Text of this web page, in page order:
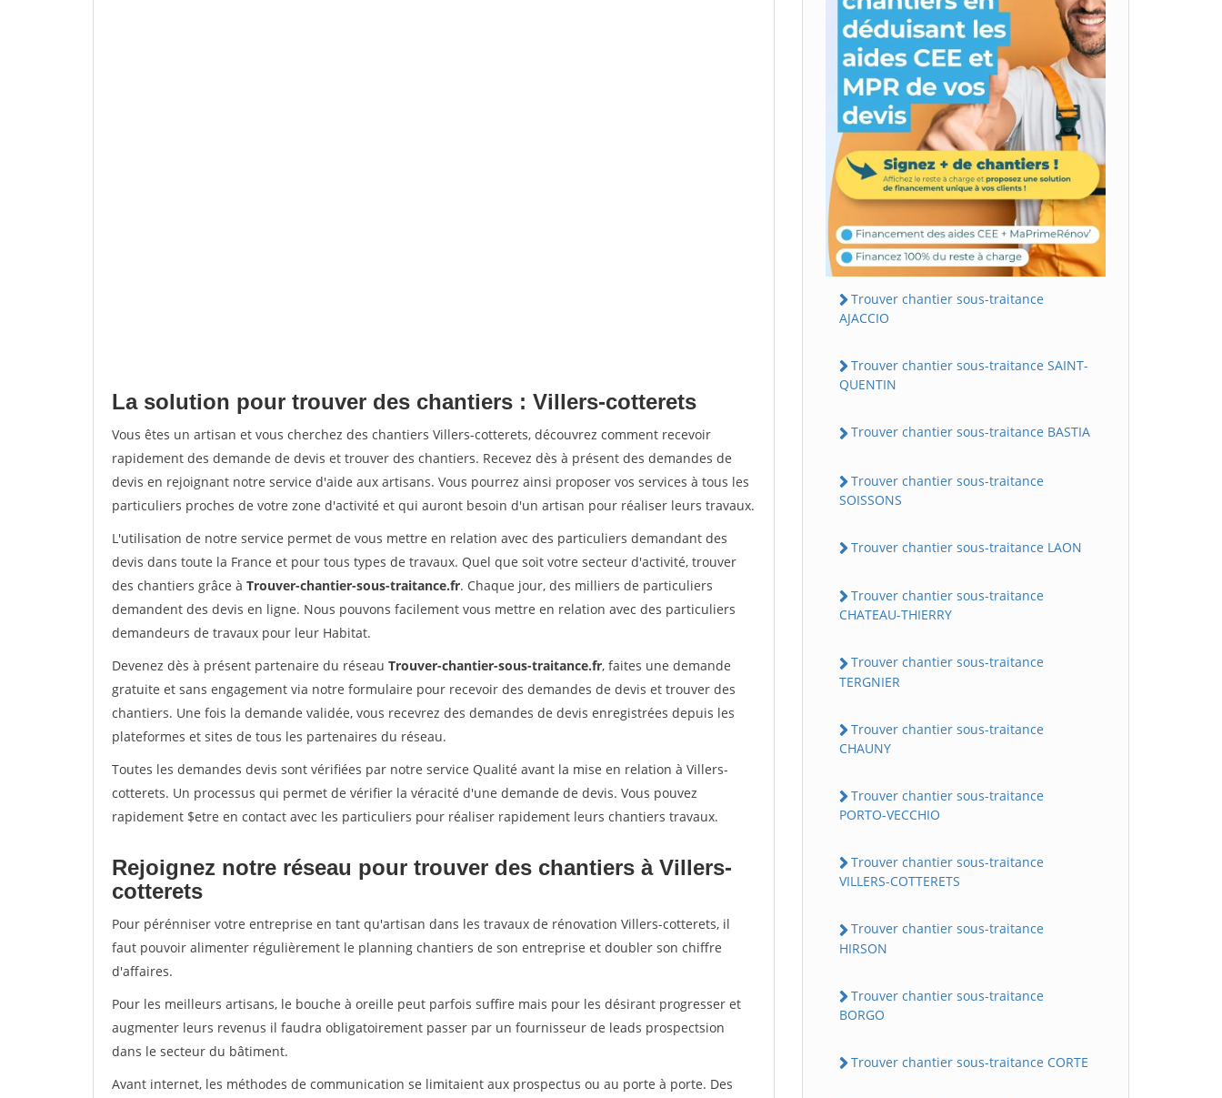
La solution pour trouver des chantiers : Villers-cotterets
Vous êtes un artisan et vous cherchez des chantiers Villers-cotterets, découvrez comment recevoir
rapidement des demande de devis et trouver des chantiers. Recevez dès à présent des demandes de
devis en rejoignant notre service d'aide aux artisans. Vous pourrez ainsi proposer vos services à tous les
particuliers proches de votre zone d'activité et qui auront besoin d'un artisan pour réaliser leurs travaux.
L'utilisation de notre service permet de vous mettre en relation avec des particuliers demandant des
devis dans toute la France et pour tous types de travaux. Quel que soit votre secteur d'activité, trouver
des chantiers grâce à Trouver-chantier-sous-traitance.fr. Chaque jour, des milliers de particuliers
demandent des devis en ligne. Nous pouvons facilement vous mettre en relation avec des particuliers
demandeurs de travaux pour leur Habitat.
Devenez dès à présent partenaire du réseau Trouver-chantier-sous-traitance.fr, faites une demande
gratuite et sans engagement via notre formulaire pour recevoir des demandes de devis et trouver des
chantiers. Une fois la demande validée, vous recevrez des demandes de devis enregistrées depuis les
plateformes et sites de tous les partenaires du réseau.
Toutes les demandes devis sont vérifiées par notre service Qualité avant la mise en relation à Villers-
cotterets. Un processus qui permet de vérifier la véracité d'une demande de devis. Vous pouvez
rapidement $etre en contact avec les particuliers pour réaliser rapidement leurs chantiers travaux.
Rejoignez notre réseau pour trouver des chantiers à Villers-
cotterets
Pour pérénniser votre entreprise en tant qu'artisan dans les travaux de rénovation Villers-cotterets, il
faut pouvoir alimenter régulièrement le planning chantiers de son entreprise et doubler son chiffre
d'affaires.
Pour les meilleurs artisans, le bouche à oreille peut parfois suffire mais pour les désirant progresser et
augmenter leurs revenus il faudra obligatoirement passer par un fournisseur de leads prospectsion
dans le secteur du bâtiment.
Avant internet, les méthodes de communication se limitaient aux prospectus ou au porte à porte. Des
Trouver chantier sous-traitance
AJACCIO
Trouver chantier sous-traitance SAINT-
QUENTIN
Trouver chantier sous-traitance BASTIA
Trouver chantier sous-traitance
SOISSONS
Trouver chantier sous-traitance LAON
Trouver chantier sous-traitance
CHATEAU-THIERRY
Trouver chantier sous-traitance
TERGNIER
Trouver chantier sous-traitance
CHAUNY
Trouver chantier sous-traitance
PORTO-VECCHIO
Trouver chantier sous-traitance
VILLERS-COTTERETS
Trouver chantier sous-traitance
HIRSON
Trouver chantier sous-traitance
BORGO
Trouver chantier sous-traitance CORTE